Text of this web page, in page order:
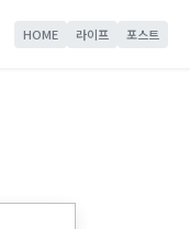
HOME 라이프 포스트